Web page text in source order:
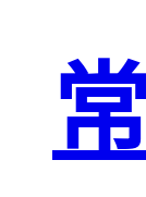
异形钢格板
喷漆钢格
钢梯及楼